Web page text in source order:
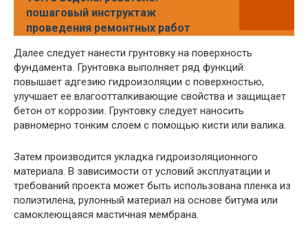
пошаговый инструктаж
проведения ремонтных работ
Далее следует нанести грунтовку на поверхность
фундамента. Грунтовка выполняет ряд функций:
повышает адгезию гидроизоляции с поверхностью,
улучшает ее влагоотталкивающие свойства и защищает
бетон от коррозии. Грунтовку следует наносить
равномерно тонким слоем с помощью кисти или валика.
Затем производится укладка гидроизоляционного
материала. В зависимости от условий эксплуатации и
требований проекта может быть использована пленка из
полиэтилена, рулонный материал на основе битума или
самоклеющаяся мастичная мембрана.